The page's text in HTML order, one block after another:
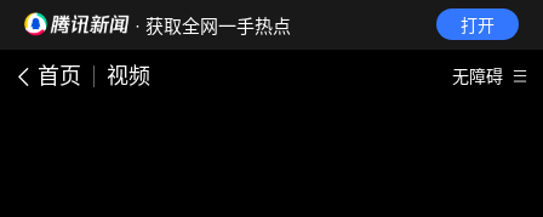
· 获取全网一手热点 打开
首页 视频 无障碍